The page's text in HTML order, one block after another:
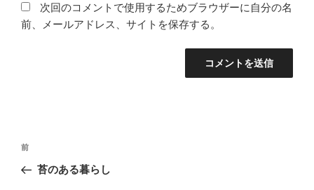
次回のコメントで使用するためブラウザーに自分の名
前、メールアドレス、サイトを保存する。
投
ナ
前
の
前
苔のある暮らし